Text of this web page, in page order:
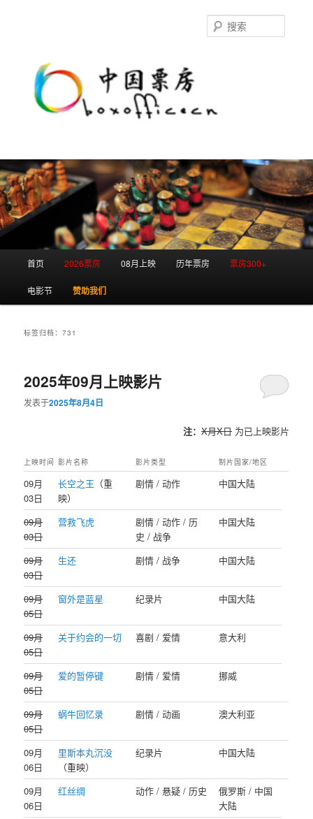
首页 2026票房 08月上映 历年票房 票房300+
电影节 赞助我们
标签归档：731
2025年09月上映影片
发表于2025年8月4日
注： X月X日为已上映影片
上映时间 影片名称 影片类型 制片国家/地区
‌09月
03日
长空之王 （重
映）
剧情 / 动作 中国大陆
09月
03日
营救飞虎
剧情 / 动作 / 历
史 / 战争
中国大陆
09月
03日
生还 剧情 / 战争 中国大陆
09月
05日
窗外是蓝星 纪录片 中国大陆
09月
05日
关于约会的一切 喜剧 / 爱情 意大利
09月
05日
爱的暂停键 剧情 / 爱情 挪威
09月
05日
蜗牛回忆录 剧情 / 动画 澳大利亚
09月
06日
里斯本丸沉没
（重映）
纪录片 中国大陆
09月
06日
红丝绸 动作 / 悬疑 / 历史
俄罗斯 / 中国
大陆